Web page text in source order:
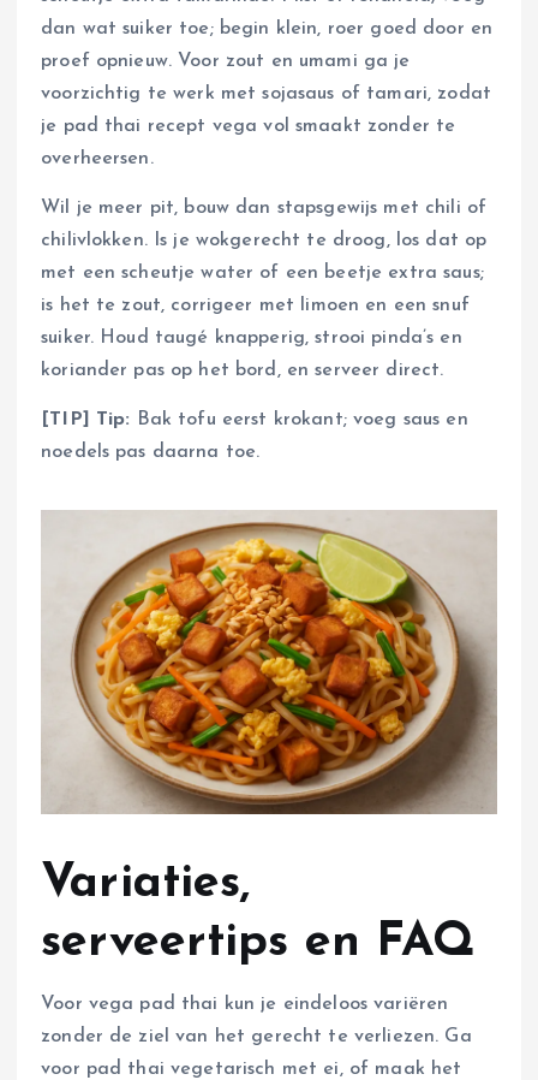
dan wat suiker toe; begin klein, roer goed door en
proef opnieuw. Voor zout en umami ga je
voorzichtig te werk met sojasaus of tamari, zodat
je pad thai recept vega vol smaakt zonder te
overheersen.
Wil je meer pit, bouw dan stapsgewijs met chili of
chilivlokken. Is je wokgerecht te droog, los dat op
met een scheutje water of een beetje extra saus;
is het te zout, corrigeer met limoen en een snuf
suiker. Houd taugé knapperig, strooi pinda’s en
koriander pas op het bord, en serveer direct.
[TIP] Tip: Bak tofu eerst krokant; voeg saus en
noedels pas daarna toe.
Variaties,
serveertips en FAQ
Voor vega pad thai kun je eindeloos variëren
zonder de ziel van het gerecht te verliezen. Ga
voor pad thai vegetarisch met ei, of maak het